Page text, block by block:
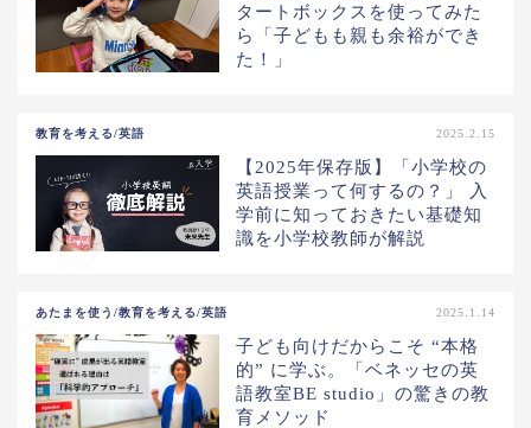
タートボックスを使ってみた
ら「子どもも親も余裕ができ
た！」
教育を考える/英語 2025.2.15
【2025年保存版】「小学校の
英語授業って何するの？」 入
学前に知っておきたい基礎知
識を小学校教師が解説
あたまを使う/教育を考える/英語 2025.1.14
子ども向けだからこそ “本格
的” に学ぶ。「ベネッセの英
語教室BE studio」の驚きの教
育メソッド